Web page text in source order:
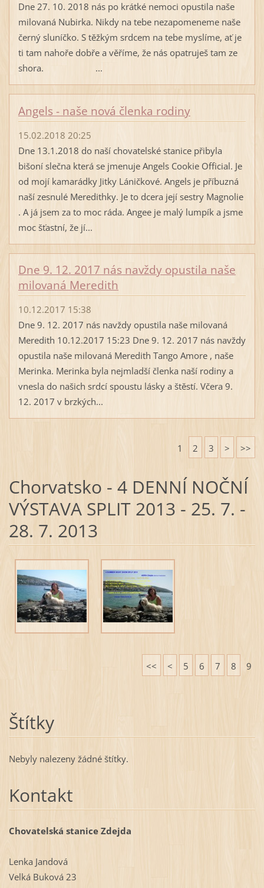
Dne 27. 10. 2018 nás po krátké nemoci opustila naše
milovaná Nubirka. Nikdy na tebe nezapomeneme naše
černý sluníčko. S těžkým srdcem na tebe myslíme, ať je
ti tam nahoře dobře a věříme, že nás opatruješ tam ze
shora. ...
Angels - naše nová členka rodiny
15.02.2018 20:25
Dne 13.1.2018 do naší chovatelské stanice přibyla
bišoní slečna která se jmenuje Angels Cookie Official. Je
od mojí kamarádky Jitky Láničkové. Angels je příbuzná
naší zesnulé Meredithky. Je to dcera její sestry Magnolie
. A já jsem za to moc ráda. Angee je malý lumpík a jsme
moc šťastní, že jí...
Dne 9. 12. 2017 nás navždy opustila naše
milovaná Meredith
10.12.2017 15:38
Dne 9. 12. 2017 nás navždy opustila naše milovaná
Meredith 10.12.2017 15:23 Dne 9. 12. 2017 nás navždy
opustila naše milovaná Meredith Tango Amore , naše
Merinka. Merinka byla nejmladší členka naší rodiny a
vnesla do našich srdcí spoustu lásky a štěstí. Včera 9.
12. 2017 v brzkých...
1 2 3 > >>
Chorvatsko - 4 DENNÍ NOČNÍ
VÝSTAVA SPLIT 2013 - 25. 7. -
28. 7. 2013
<< < 5 6 7 8 9
Štítky
Nebyly nalezeny žádné štítky.
Kontakt
Chovatelská stanice Zdejda
Lenka Jandová
Velká Buková 23